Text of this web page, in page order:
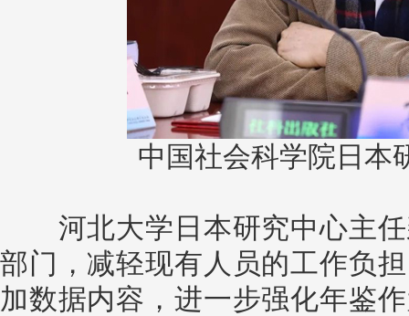
中国社会科学院日本
河北大学日本研究中心主任
部门，减轻现有人员的工作负
加数据内容，进一步强化年鉴